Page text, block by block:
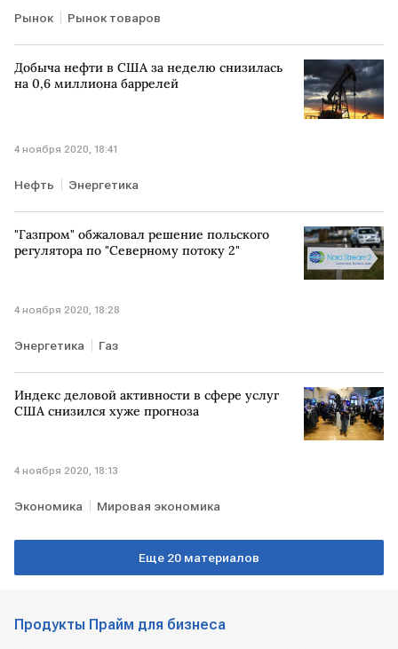
Рынок Рынок товаров
Добыча нефти в США за неделю снизилась
на 0,6 миллиона баррелей
4 ноября 2020, 18:41
Нефть Энергетика
"Газпром" обжаловал решение польского
регулятора по "Северному потоку 2"
4 ноября 2020, 18:28
Энергетика Газ
Индекс деловой активности в сфере услуг
США снизился хуже прогноза
4 ноября 2020, 18:13
Экономика Мировая экономика
Еще 20 материалов
Продукты Прайм для бизнеса